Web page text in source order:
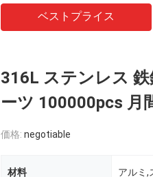
ベストプライス
316L ステンレス
ーツ 100000pcs 月
価格: negotiable
材料 アルミ,